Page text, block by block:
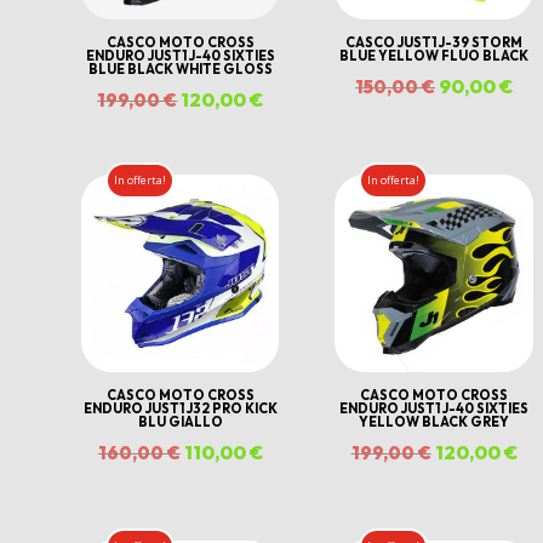
CASCO MOTO CROSS
ENDURO JUST1 J-40 SIXTIES
BLUE BLACK WHITE GLOSS
199,00€Il
era:
199,00 €.
120,00€Il
è:
120,00 €.
CASCO JUST1 J-39 STORM
BLUE YELLOW FLUO BLACK
150,00€ Il
150,00 €.
90,00€Il
è:
In offerta!
CASCO MOTO CROSS
ENDURO JUST1 J32 PRO KICK
BLU GIALLO
160,00€ Il
110,00€Il
In offerta!
CASCO MOTO CROSS
ENDURO JUST1 J-40 SIXTIES
YELLOW BLACK GREY
199,00€ Il
120,00€Il